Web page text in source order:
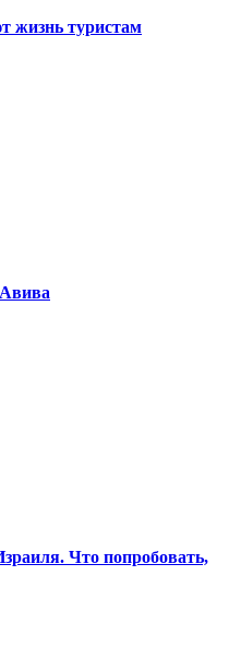
жизнь туристам
Что попробовать,